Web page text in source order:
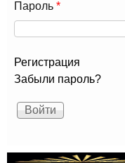
Пароль *
Регистрация
Забыли пароль?